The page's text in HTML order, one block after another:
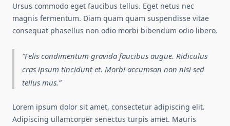
Ursus commodo eget faucibus tellus. Eget netus nec
magnis fermentum. Diam quam quam suspendisse vitae
consequat phasellus non odio morbi bibendum odio libero.
Felis condimentum gravida faucibus augue. Ridiculus
cras ipsum tincidunt et. Morbi accumsan non nisi sed
tellus mus.
Lorem ipsum dolor sit amet, consectetur adipiscing elit.
Adipiscing ullamcorper senectus turpis amet. Mauris